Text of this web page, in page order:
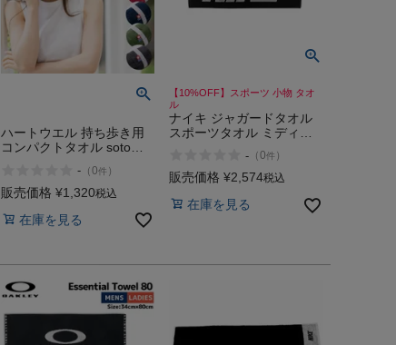
ハートウエル 持ち歩き用
コンパクトタオル soto
-（0件 ）
販売価格 ¥1,320税込
在庫を見る
【10%OFF】スポーツ 小物 タオ
ル
ナイキ ジャガードタオル
スポーツタオル ミディア
- （0件 ）
販売価格 ¥2,574税込
在庫を見る